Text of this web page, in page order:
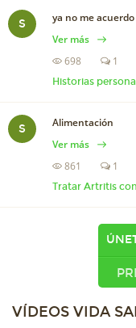
S
ya no me
Ver más
698
1
Historias
S
Alimentación
Ver más
861
1
Tratar Artritis
VÍDEOS VIDA